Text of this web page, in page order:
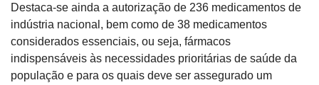
Destaca-se ainda a autorização de 236 medicamentos de
indústria nacional, bem como de 38 medicamentos
considerados essenciais, ou seja, fármacos
indispensáveis às necessidades prioritárias de saúde da
população e para os quais deve ser assegurado um